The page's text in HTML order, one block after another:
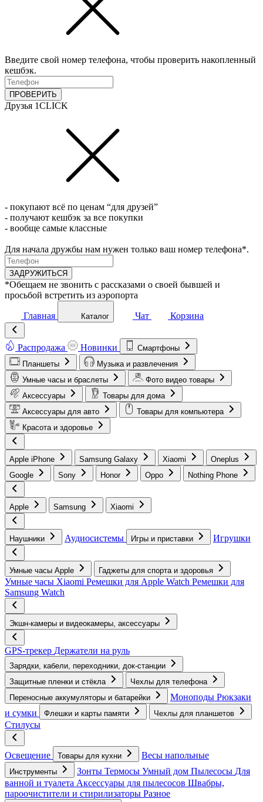
Введите свой номер телефона, чтобы проверить накопленный
кешбэк.
ПРОВЕРИТЬ
Друзья 1CLICK
- покупают всё по ценам “для друзей”
- получают кешбэк за все покупки
- вообще самые классные
Для начала дружбы нам нужен только ваш номер телефона*.
ЗАДРУЖИТЬСЯ
*Обещаем не звонить с рассказами о своей бывшей и
просьбой встретить из аэропорта
Главная Каталог Чат Корзина
Распродажа Новинки
Смартфоны
Планшеты
Музыка и развлечения
Умные часы и браслеты
Фото видео товары
Аксессуары
Товары для дома
Аксессуары для авто
Товары для компьютера
Красота и здоровье
Apple iPhone Samsung Galaxy Xiaomi
Oneplus
Google
Sony Honor Oppo Nothing Phone
Apple Samsung Xiaomi
Наушники Аудиосистемы Игры и приставки Игрушки
Умные часы Apple Гаджеты для спорта и здоровья
Умные часы Xiaomi Ремешки для Apple Watch Ремешки для
Samsung Watch
Экшн-камеры и видеокамеры, аксессуары
GPS-трекер Держатели на руль
Зарядки, кабели, переходники, док-станции
Защитные пленки и стёкла
Чехлы для телефона
Переносные аккумуляторы и батарейки
Моноподы Рюкзаки
и сумки
Флешки и карты памяти Чехлы для планшетов
Стилусы
Освещение Товары для кухни Весы напольные
Инструменты Зонты Термосы Умный дом Пылесосы Для
ванной и туалета Аксессуары для пылесосов Швабры,
пароочистители и стирилизаторы Разное